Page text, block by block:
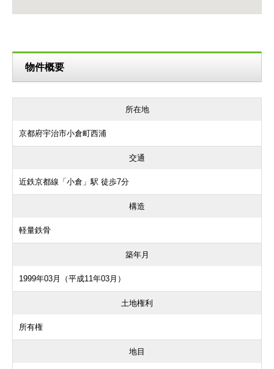
物件概要
所在地
京都府宇治市小倉町西浦
交通
近鉄京都線「小倉」駅 徒歩7分
構造
軽量鉄骨
築年月
1999年03月（平成11年03月）
土地権利
所有権
地目